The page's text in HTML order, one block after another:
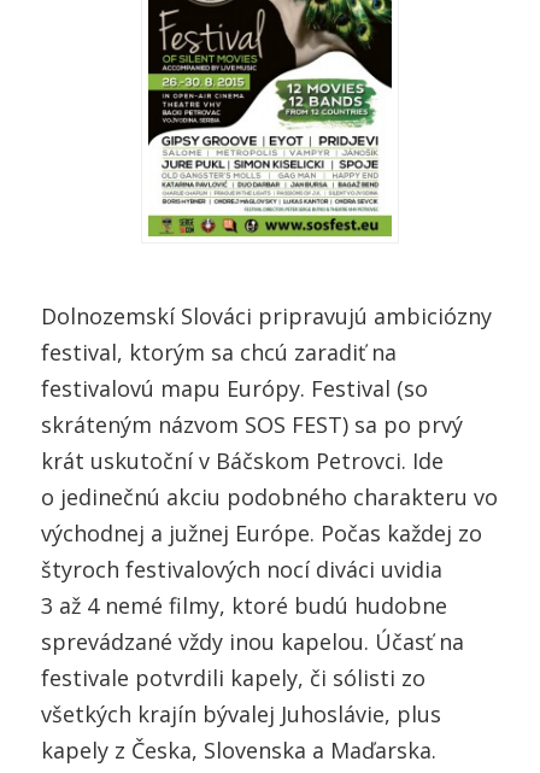
Dolnozemskí Slováci pripravujú ambiciózny
festival, ktorým sa chcú zaradiť na
festivalovú mapu Európy. Festival (so
skráteným názvom SOS FEST) sa po prvý
krát uskutoční v Báčskom Petrovci. Ide
o jedinečnú akciu podobného charakteru vo
východnej a južnej Európe. Počas každej zo
štyroch festivalových nocí diváci uvidia
3 až 4 nemé filmy, ktoré budú hudobne
sprevádzané vždy inou kapelou. Účasť na
festivale potvrdili kapely, či sólisti zo
všetkých krajín bývalej Juhoslávie, plus
kapely z Česka, Slovenska a Maďarska.